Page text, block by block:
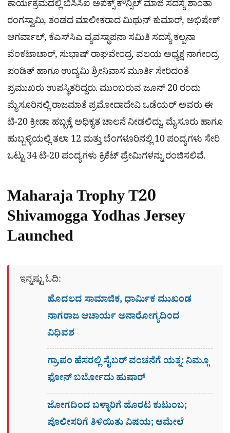
ಕಾರ್ಯಕ್ರಮದಲ್ಲಿ ಬಿಸಿಸಿಐ ಅಪೆಕ್ಸ್ ಕೌನ್ಸಿಲ್ ಮಾಜಿ ಸದಸ್ಯೆ ಶಾಂತಾ
ರಂಗಸ್ವಾಮಿ, ತಂಡದ ಮಾಲೀಕರಾದ ಮಿಥುನ್ ಕುಮಾರ್, ಅಭಿಷೇಕ್
ಆಗರ್ವಾಲ್, ಕೆಎಸ್‌ಸಿಎ ವ್ಯವಸ್ಥಾಪನಾ ಸಮಿತಿ ಸದಸ್ಯೆ ಕಲ್ಪನಾ
ವೆಂಕಟಾಚಾರ್, ಸುಭಾಷ್ ರಾಘವೇಂದ್ರ, ವಲಯ ಅಧ್ಯಕ್ಷ ನಾಗೇಂದ್ರ
ಪಂಡಿತ್ ಹಾಗೂ ಉದ್ಯಮಿ ಶ್ರೀನಿವಾಸ ಮೂರ್ತಿ ಸೇರಿದಂತೆ
ಪ್ರಮುಖರು ಉಪಸ್ಥಿತರಿದ್ದರು. ಮುಂಬರುವ ಜೂನ್ 20 ರಂದು
ಮೈಸೂರಿನಲ್ಲಿ ರಾಜಮಾತೆ ಪ್ರಮೋದಾದೇವಿ ಒಡೆಯರ್ ಅವರು ಈ
ಟಿ-20 ಕ್ರೀಡಾ ಹಬ್ಬಕ್ಕೆ ಅಧಿಕೃತ ಚಾಲನೆ ನೀಡಲಿದ್ದು, ಮೈಸೂರು ಹಾಗೂ
ಹುಬ್ಬಳ್ಳಿಯಲ್ಲಿ ತಲಾ 12 ಮತ್ತು ಬೆಂಗಳೂರಿನಲ್ಲಿ 10 ಪಂದ್ಯಗಳು ಸೇರಿ
ಒಟ್ಟು 34 ಟಿ-20 ಪಂದ್ಯಗಳು ಕ್ರಿಕೆಟ್ ಪ್ರೇಮಿಗಳನ್ನು ರಂಜಿಸಲಿವೆ.
Maharaja Trophy T20
Shivamogga Yodhas Jersey
Launched
ಇನ್ನಷ್ಟು ಓದಿ:
ಹೊದಲದ ಸಾಮಾಜಿಕ, ಧಾರ್ಮಿಕ ಮುಖಂಡ
ನಾಗರಾಜ ಆಚಾರ್ಯ ಅನಾರೋಗ್ಯದಿಂದ
ವಿಧಿವಶ
ಗ್ರಾ,ಪಂ ಹೆಸರಲ್ಲಿ ಸೈಬ‌ರ್ ವಂಚನೆಗೆ ಯತ್ನ: ನಿಮ್ಗೂ
ಫೋನ್​ ಬರ್ಬೋದು ಹುಷಾರ್​​
ಜೋಗದಿಂದ ಬಳ್ಳಾರಿಗೆ ಹೊರಟ ಕುಟುಂಬ;
ಪೊಲೀಸರಿಗೆ ತಿಳಿಯಿತು ವಿಷಯ; ಆಮೇಲೆ